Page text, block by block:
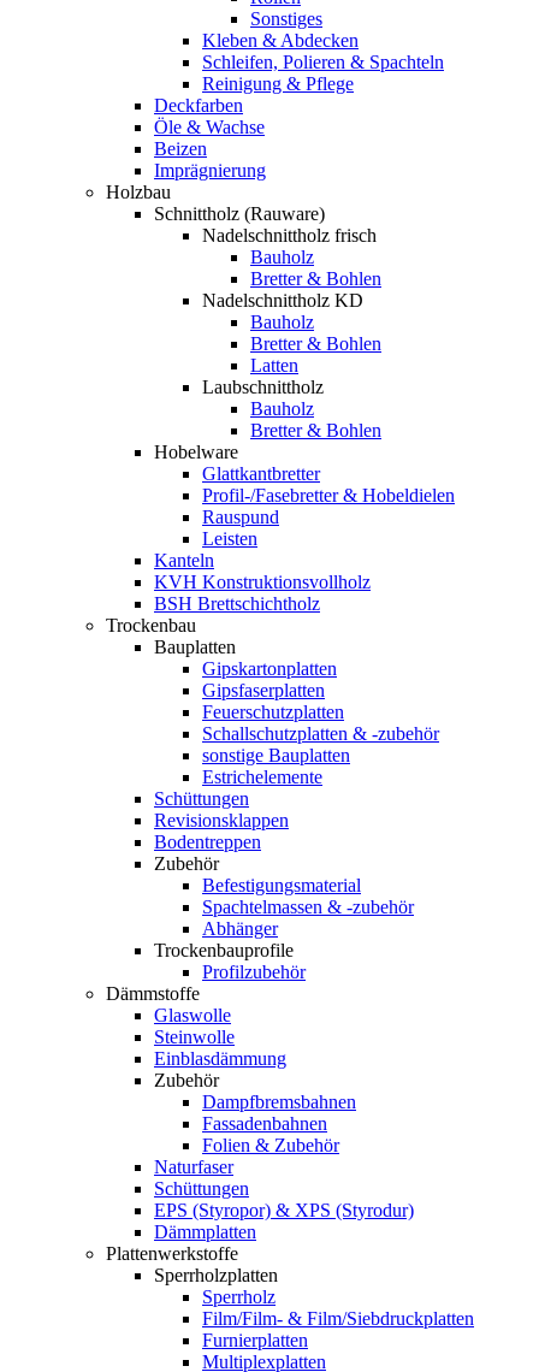
Sonstiges
Kleben & Abdecken
Schleifen, Polieren & Spachteln
Reinigung & Pflege
Deckfarben
Öle & Wachse
Beizen
Imprägnierung
Holzbau
Schnittholz (Rauware)
Nadelschnittholz frisch
Bauholz
Bretter & Bohlen
Nadelschnittholz KD
Bauholz
Bretter & Bohlen
Latten
Laubschnittholz
Bauholz
Bretter & Bohlen
Hobelware
Glattkantbretter
Profil-/Fasebretter & Hobeldielen
Rauspund
Leisten
Kanteln
KVH Konstruktionsvollholz
BSH Brettschichtholz
Trockenbau
Bauplatten
Gipskartonplatten
Gipsfaserplatten
Feuerschutzplatten
Schallschutzplatten & -zubehör
sonstige Bauplatten
Estrichelemente
Schüttungen
Revisionsklappen
Bodentreppen
Zubehör
Befestigungsmaterial
Spachtelmassen & -zubehör
Abhänger
Trockenbauprofile
Profilzubehör
Dämmstoffe
Glaswolle
Steinwolle
Einblasdämmung
Zubehör
Dampfbremsbahnen
Fassadenbahnen
Folien & Zubehör
Naturfaser
Schüttungen
EPS (Styropor) & XPS (Styrodur)
Dämmplatten
Plattenwerkstoffe
Sperrholzplatten
Sperrholz
Film/Film- & Film/Siebdruckplatten
Furnierplatten
Multiplexplatten